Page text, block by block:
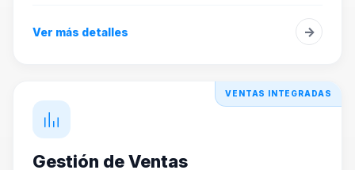
Ver más detalles →
VENTAS INTEGRADAS
Gestión de Ventas